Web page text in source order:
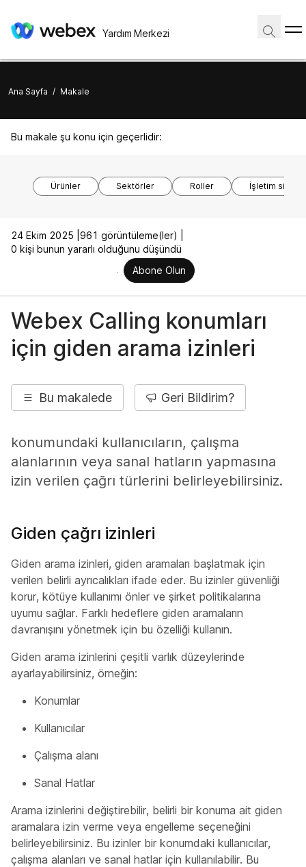
Yardım Merkezi
Ana Sayfa / Makale
Bu makale şu konu için geçerlidir:
Ürünler Sektörler Roller İşletim
24 Ekim 2025 | 961 görüntüleme(ler) |
0 kişi bunun yararlı olduğunu düşündü
Abone Olun
Webex Calling konumları
için giden arama izinleri
Bu makalede Geri Bildirim?
konumundaki kullanıcıların, çalışma
alanlarının veya sanal hatların yapmasına
izin verilen çağrı türlerini belirleyebilirsiniz.
Giden çağrı izinleri
Giden arama izinleri, giden aramaları başlatmak için
verilen belirli ayrıcalıkları ifade eder. Bu izinler güvenliği
korur, kötüye kullanımı önler ve şirket politikalarına
uyumu sağlar. Farklı hedeflere giden aramaların
davranışını yönetmek için bu özelliği kullanın.
Giden arama izinlerini çeşitli varlık düzeylerinde
ayarlayabilirsiniz, örneğin:
Konumlar
Kullanıcılar
Çalışma alanı
Sanal Hatlar
Arama izinlerini değiştirebilir, belirli bir konuma ait giden
aramalara izin verme veya engelleme seçeneğini
belirleyebilirsiniz. Bu izinler bir konumdaki kullanıcılar,
çalışma alanları ve sanal hatlar için kullanılabilir. Bu